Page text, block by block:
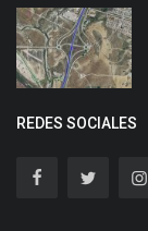
REDES SOCIALES